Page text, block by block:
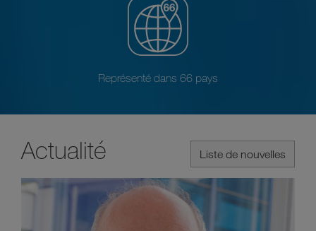
Représenté dans 66 pays
Liste de nouvelles
Actualité